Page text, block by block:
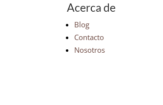
Acerca de
Blog
Contacto
Nosotros